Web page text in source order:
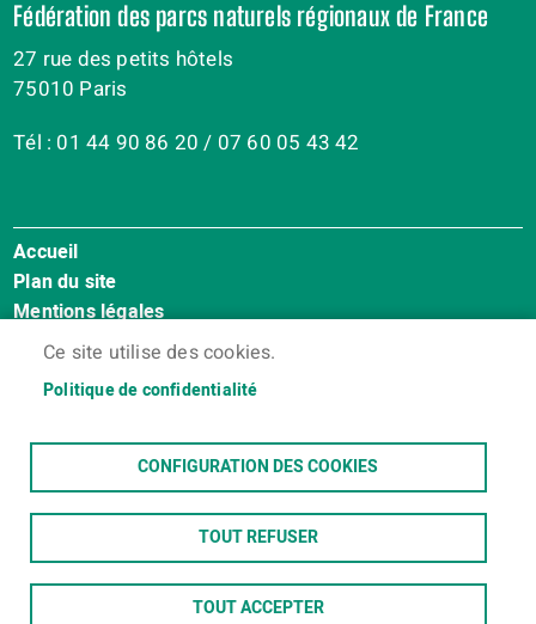
Ce site utilise des cookies.
Politique de confidentialité
CONFIGURATION DES COOKIES
TOUT REFUSER
TOUT ACCEPTER
Fédération des parcs naturels régionaux de France
27 rue des petits hôtels
75010 Paris
Tél : 01 44 90 86 20 / 07 60 05 43 42
Menu
Pied
de
page
Accueil
Plan du site
Mentions légales
Accessibilité : Non conforme
Contact